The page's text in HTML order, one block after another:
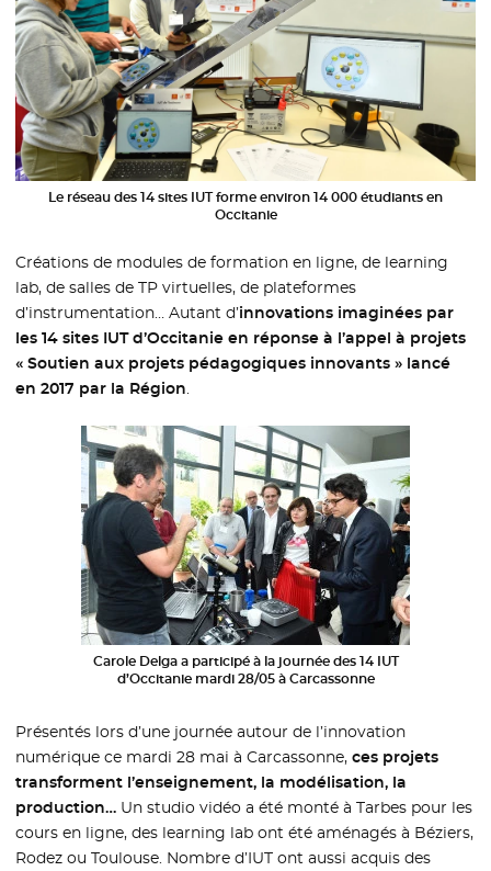
Le réseau des 14 sites IUT forme environ 14 000 étudiants en
Occitanie
Créations de modules de formation en ligne, de learning
lab, de salles de TP virtuelles, de plateformes
d’instrumentation… Autant d’innovations imaginées par
les 14 sites IUT d’Occitanie en réponse à l’appel à projets
« Soutien aux projets pédagogiques innovants » lancé
en 2017 par la Région.
Carole Delga a participé à la journée des 14 IUT
d’Occitanie mardi 28/05 à Carcassonne
Présentés lors d’une journée autour de l’innovation
numérique ce mardi 28 mai à Carcassonne,ces projets
transforment l’enseignement, la modélisation, la
production… Un studio vidéo a été monté à Tarbes pour les
cours en ligne, des learning lab ont été aménagés à Béziers,
Rodez ou Toulouse. Nombre d’IUT ont aussi acquis des